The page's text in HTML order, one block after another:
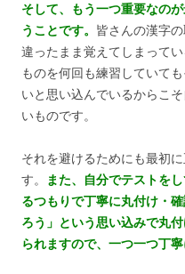
そして、もう一つ重要なの
うことです。 皆さんの漢字
違ったまま覚えてしまって
ものを何回も練習していて
いと思い込んでいるからこ
いものです。
それを避けるためにも最初
す。
また、自分でテストを
るつもりで丁寧に丸付け・
ろう」という思い込みで丸
られますので、一つ一つ丁